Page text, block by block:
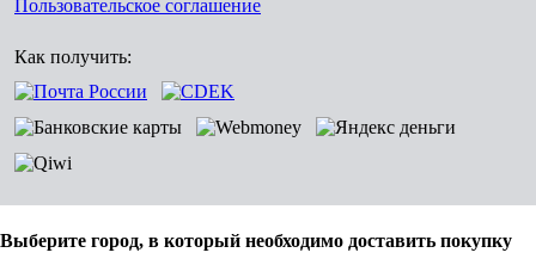
Пользовательское соглашение
Как получить:
Выберите город, в который необходимо доставить покупку